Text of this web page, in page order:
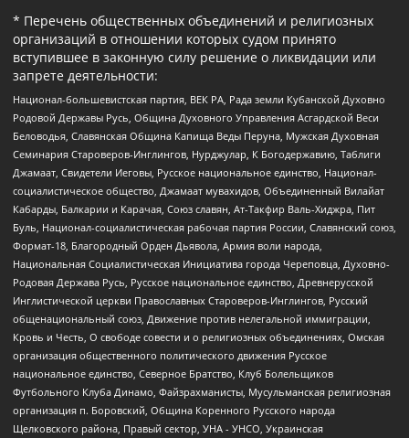
* Перечень общественных объединений и религиозных
организаций в отношении которых судом принято
вступившее в законную силу решение о ликвидации или
запрете деятельности:
Национал-большевистская партия, ВЕК РА, Рада земли Кубанской Духовно
Родовой Державы Русь, Община Духовного Управления Асгардской Веси
Беловодья, Славянская Община Капища Веды Перуна, Мужская Духовная
Семинария Староверов-Инглингов, Нурджулар, К Богодержавию, Таблиги
Джамаат, Свидетели Иеговы, Русское национальное единство, Национал-
социалистическое общество, Джамаат мувахидов, Объединенный Вилайат
Кабарды, Балкарии и Карачая, Союз славян, Ат-Такфир Валь-Хиджра, Пит
Буль, Национал-социалистическая рабочая партия России, Славянский союз,
Формат-18, Благородный Орден Дьявола, Армия воли народа,
Национальная Социалистическая Инициатива города Череповца, Духовно-
Родовая Держава Русь, Русское национальное единство, Древнерусской
Инглистической церкви Православных Староверов-Инглингов, Русский
общенациональный союз, Движение против нелегальной иммиграции,
Кровь и Честь, О свободе совести и о религиозных объединениях, Омская
организация общественного политического движения Русское
национальное единство, Северное Братство, Клуб Болельщиков
Футбольного Клуба Динамо, Файзрахманисты, Мусульманская религиозная
организация п. Боровский, Община Коренного Русского народа
Щелковского района, Правый сектор, УНА - УНСО, Украинская